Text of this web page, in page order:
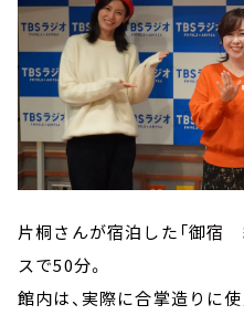
片桐さんが宿泊した「御宿
スで50分。
館内は、実際に合掌造りに